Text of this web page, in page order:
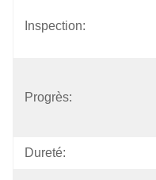
Inspection:
Progrès:
Dureté: